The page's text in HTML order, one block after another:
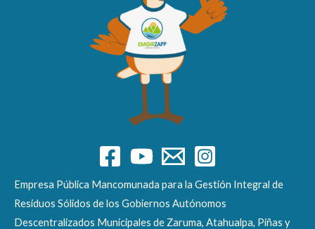
Empresa Pública Mancomunada para la Gestión Integral de
Residuos Sólidos de los Gobiernos Autónomos
Descentralizados Municipales de Zaruma, Atahualpa, Piñas y